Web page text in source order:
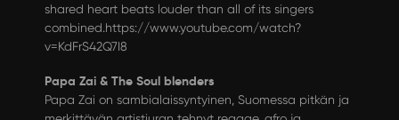
shared heart beats louder than all of its singers
combined.https://www.youtube.com/watch?
v=KdFrS42Q7I8
Papa Zai & The Soul blenders
Papa Zai on sambialaissyntyinen, Suomessa pitkän ja